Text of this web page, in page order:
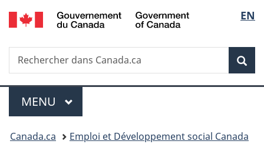
Passer
au
principal
Passer
à
Au
du
Passer
à
version
simplifiée
de
la
EN
Recherche
Rechercher
dans
Menu
MENU PRINCIPAL
Vous
Canada.ca Emploi et Développement social Canada